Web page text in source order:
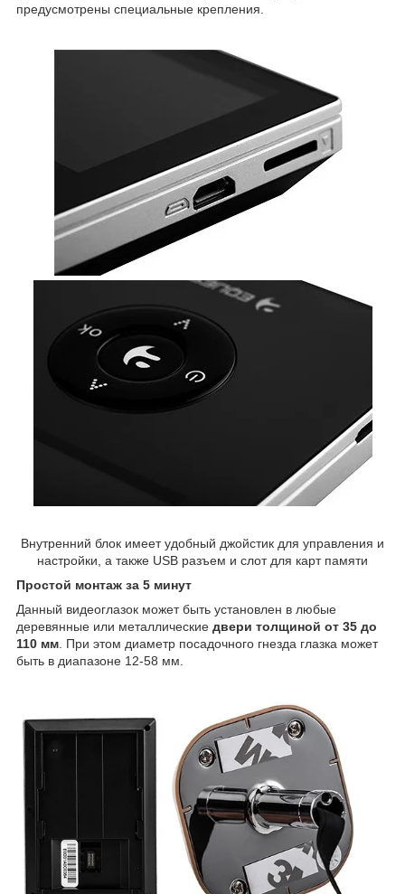
предусмотрены специальные крепления.
Внутренний блок имеет удобный джойстик для управления и
настройки, а также USB разъем и слот для карт памяти
Простой монтаж за 5 минут
Данный видеоглазок может быть установлен в любые
деревянные или металлические двери толщиной от 35 до
110 мм . При этом диаметр посадочного гнезда глазка может
быть в диапазоне 12-58 мм.